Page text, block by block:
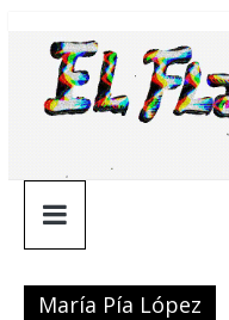
contenido
¯\_(ツ)_/
¯
María Pía López